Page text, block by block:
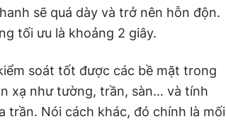
sẽ quá dày và trở nên hỗn độn.
tối ưu là khoảng 2 giây.
soát tốt được các bề mặt trong
xạ như tường, trần, sàn… và tính
trần. Nói cách khác, đó chính là mối